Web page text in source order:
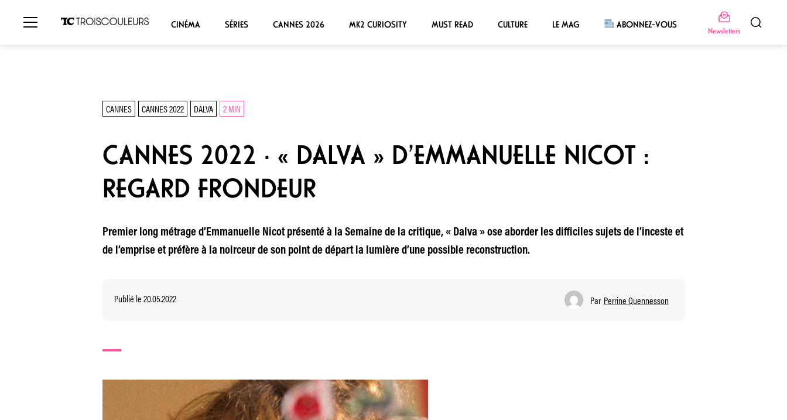
CINÉMA SÉRIES CANNES 2026 MK2 CURIOSITY MUST READ CULTURE LE MAG ABONNEZ-VOUS
Newsletters
CANNES CANNES 2022 DALVA 2 MIN
CANNES 2022 · « DALVA » D’EMMANUELLE NICOT :
REGARD FRONDEUR
Premier long métrage d’Emmanuelle Nicot présenté à la Semaine de la critique, « Dalva » ose aborder les difficiles sujets de l’inceste et
de l’emprise et préfère à la noirceur de son point de départ la lumière d’une possible reconstruction.
Publié le 20.05.2022 Par Perrine Quennesson